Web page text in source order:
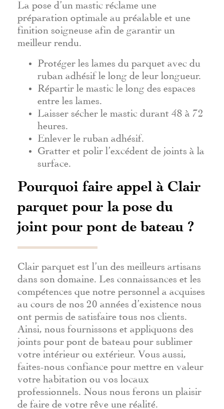
La pose d’un mastic réclame une
préparation optimale au préalable et une
finition soigneuse afin de garantir un
meilleur rendu.
Protéger les lames du parquet avec du
ruban adhésif le long de leur longueur.
Répartir le mastic le long des espaces
entre les lames.
Laisser sécher le mastic durant 48 à 72
heures.
Enlever le ruban adhésif.
Gratter et polir l’excédent de joints à la
surface.
Pourquoi faire appel à Clair
parquet pour la pose du
joint pour pont de bateau ?
Clair parquet est l’un des meilleurs artisans
dans son domaine. Les connaissances et les
compétences que notre personnel a acquises
au cours de nos 20 années d’existence nous
ont permis de satisfaire tous nos clients.
Ainsi, nous fournissons et appliquons des
joints pour pont de bateau pour sublimer
votre intérieur ou extérieur. Vous aussi,
faites-nous confiance pour mettre en valeur
votre habitation ou vos locaux
professionnels. Nous nous ferons un plaisir
de faire de votre rêve une réalité.